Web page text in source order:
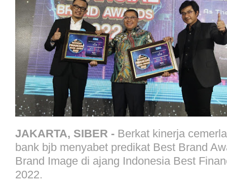
JAKARTA, SIBER - Berkat kinerja
bank bjb menyabet predikat Best Brand
Brand Image di ajang Indonesia Best
2022.